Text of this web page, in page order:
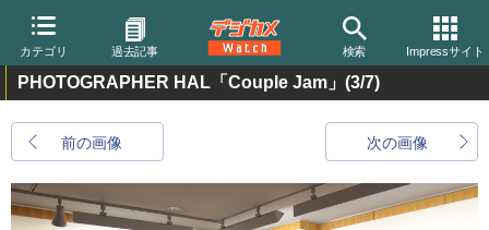
カテゴリ 過去記事 検索 Impressサイト
PHOTOGRAPHER HAL「Couple Jam」 (3/7)
前の画像 次の画像